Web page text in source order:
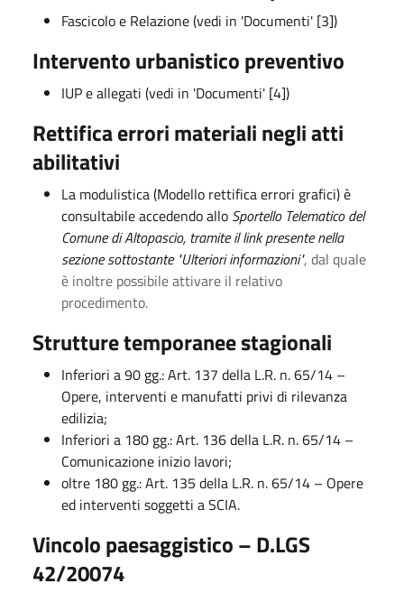
Fascicolo e Relazione (vedi in 'Documenti' [3])
Intervento urbanistico preventivo
IUP e allegati (vedi in 'Documenti' [4])
Rettifica errori materiali negli atti
abilitativi
La modulistica (Modello rettifica errori grafici) è
consultabile accedendo allo Sportello Telematico del
Comune di Altopascio, tramite il link presente nella
sezione sottostante "Ulteriori informazioni", dal quale
è inoltre possibile attivare il relativo
procedimento.
Strutture temporanee stagionali
Inferiori a 90 gg.: Art. 137 della L.R. n. 65/14 –
Opere, interventi e manufatti privi di rilevanza
edilizia;
Inferiori a 180 gg.: Art. 136 della L.R. n. 65/14 –
Comunicazione inizio lavori;
oltre 180 gg.: Art. 135 della L.R. n. 65/14 – Opere
ed interventi soggetti a SCIA.
Vincolo paesaggistico – D.LGS
42/20074